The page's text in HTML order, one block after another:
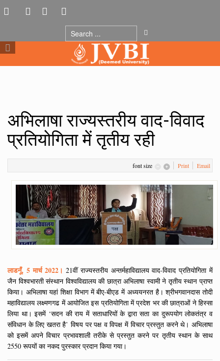
अभिलाषा राज्यस्तरीय वाद-विवाद
प्रतियोगिता में तृतीय रही
font size Print Email
लाडनूँ, 5 मार्च 2022। 21वीं राज्यस्तरीय अन्तर्महाविद्यालय वाद-विवाद प्रतियोगिता में
जैन विश्वभारती संस्थान विश्वविद्यालय की छात्रा अभिलाषा स्वामी ने तृतीय स्थान प्राप्त
किया। अभिलाषा यहां शिक्षा विभाग में बीए-बीएड में अध्ययनरत है। श्रीभगवानदास तोदी
महाविद्यालय लक्ष्मणगढ में आयोजित इस प्रतियोगिता में प्रदेश भर की छात्राओं ने हिस्सा
लिया था। इसमें ‘सदन की राय में सताधारियों के द्वारा सता का दुरूपयोग लोकतंत्र व
संविधान के लिए खतरा है’ विषय पर पक्ष व विपक्ष में विचार प्रस्तुत करने थे। अभिलाषा
को इसमें अपने विचार प्रभावशाली तरीके से प्रस्तुत करने पर तृतीय स्थान के साथ
2550 रूपयों का नकद पुरस्कार प्रदान किया गया।